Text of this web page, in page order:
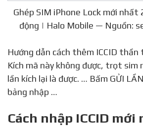
Ghép SIM iPhone Lock mới nhất
động | Halo Mobile — Nguồn:
Hướng dẫn cách thêm ICCID thần thánh … Chú ý:
Kích mã này không được, trọt
lần kích lại là được. … Bấm GỬI
bảng nhập …
Cách nhập ICCID mới